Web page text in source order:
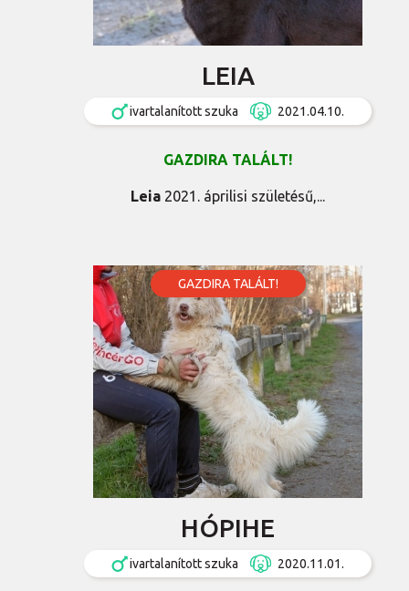
LEIA
ivartalanított szuka 2021.04.10.
GAZDIRA TALÁLT!
Leia 2021. áprilisi születésű,...
GAZDIRA TALÁLT!
HÓPIHE
ivartalanított szuka 2020.11.01.